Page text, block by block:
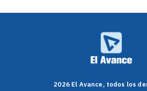
2026 El Avance, todos los